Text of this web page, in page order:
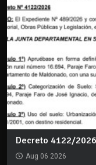
Decreto 4122/
Aug 06 2026